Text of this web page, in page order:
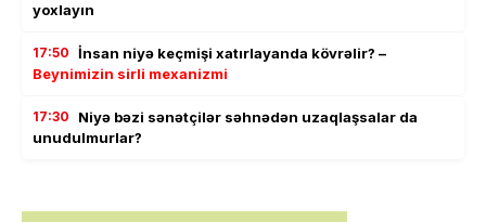
yoxlayın
17:50 İnsan niyə keçmişi xatırlayanda kövrəlir? –
Beynimizin sirli mexanizmi
17:30
Niyə bəzi sənətçilər səhnədən uzaqlaşsalar da
unudulmurlar?